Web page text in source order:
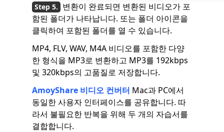
변환이 완료되면 변환된 비디오가 포
함된 폴더가 나타납니다. 또는 폴더 아이콘을
클릭하여 포함된 폴더를 열 수 있습니다.
MP4, FLV, WAV, M4A 비디오를 포함한 다양
한 형식을 MP3로 변환하고 MP3를 192kbps
및 320kbps의 고품질로 저장합니다.
AmoyShare 비디오 컨버터 Mac과 PC에서
동일한 사용자 인터페이스를 공유합니다. 따
라서 불필요한 반복을 위해 두 개의 자습서를
결합합니다.